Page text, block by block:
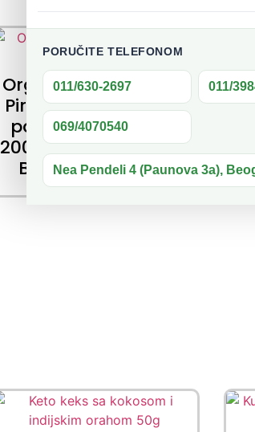
PORUČITE TELEFONOM
011/630-2697 011/
069/4070540
Nea Pendeli 4 (Paunova 3a),
Organska
Pirinčana
pavlaka
200ml The
Bridge
220RSD